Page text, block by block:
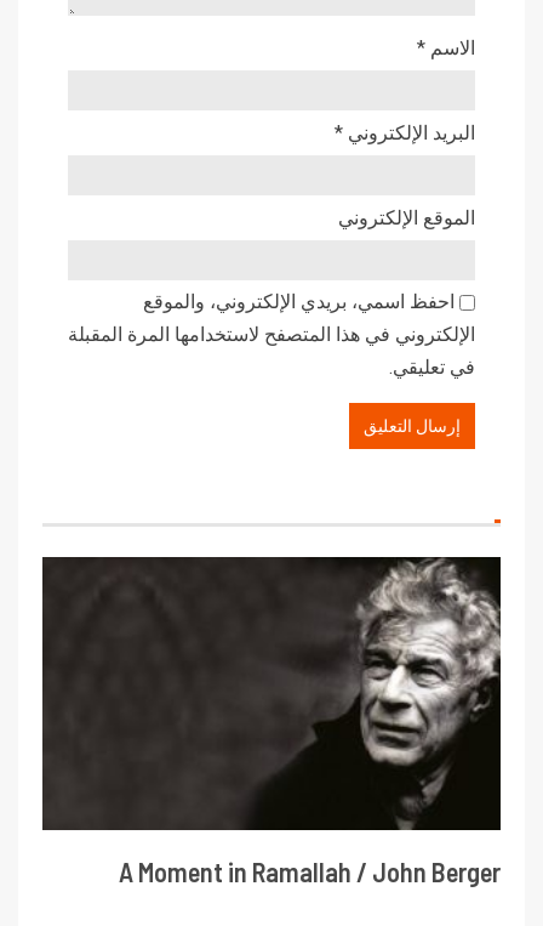
الاسم *
البريد الإلكتروني *
الموقع الإلكتروني
احفظ اسمي، بريدي الإلكتروني، والموقع
الإلكتروني في هذا المتصفح لاستخدامها المرة المقبلة
في تعليقي.
A Moment in Ramallah / John Berger